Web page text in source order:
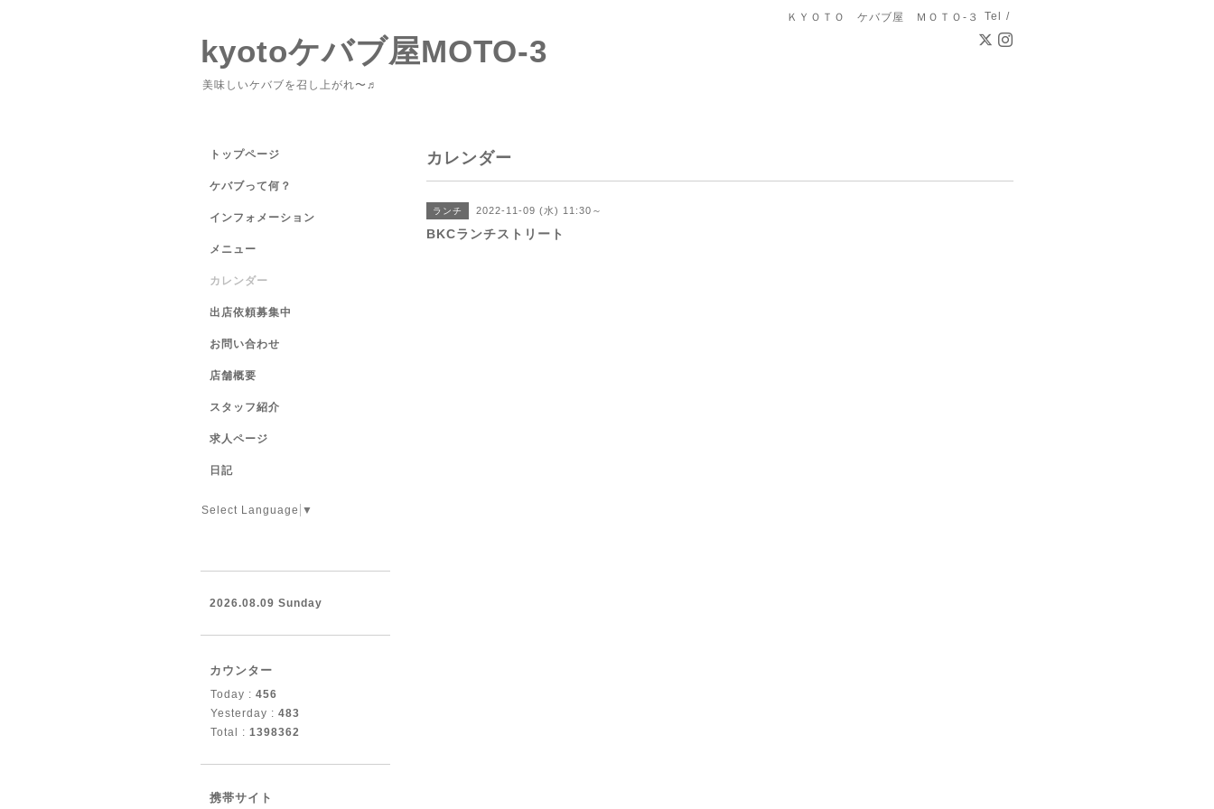
ＫＹＯＴＯ ケバブ屋 ＭＯＴＯ-３ Tel /
kyotoケバブ屋MOTO-3
美味しいケバブを召し上がれ〜♬
カレンダー
ランチ 2022-11-09 (水) 11:30～
BKCランチストリート
トップページ
ケバブって何？
インフォメーション
メニュー
カレンダー
出店依頼募集中
お問い合わせ
店舗概要
スタッフ紹介
求人ページ
日記
Select Language ▼
2026.08.09 Sunday
カウンター
Today : 456
Yesterday : 483
Total : 1398362
携帯サイト